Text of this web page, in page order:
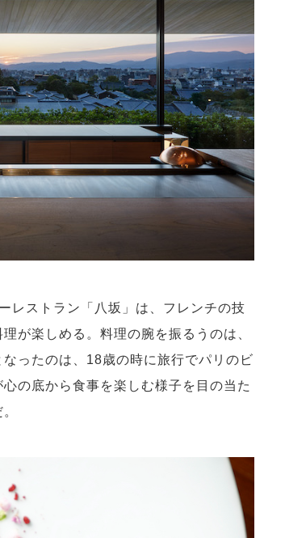
レストラン「八坂」は、フレンチの技
が楽しめる。料理の腕を振るうのは、
ったのは、18歳の時に旅行でパリのビ
の底から食事を楽しむ様子を目の当た